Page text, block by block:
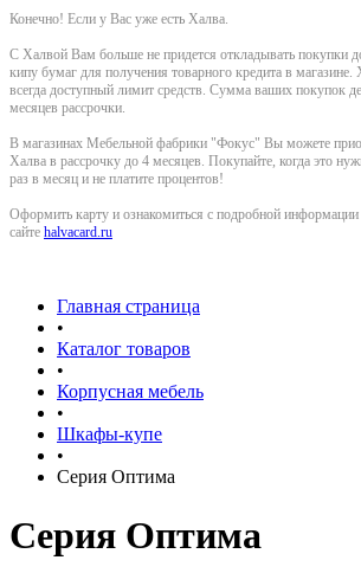
Конечно! Если у Вас уже есть Халва.
С Халвой Вам больше не придется откладывать покупки
кипу бумаг для получения товарного кредита в
всегда доступный лимит средств. Сумма ваших покупок
месяцев рассрочки.
В магазинах Мебельной фабрики "Фокус" Вы можете
Халва в рассрочку до 4 месяцев. Покупайте, когда это
раз в месяц и не платите процентов!
Оформить карту и ознакомиться с подробной
сайте halvacard.ru
Главная страница
•
Каталог товаров
•
Корпусная мебель
•
Шкафы-купе
•
Серия Оптима
Серия Оптима